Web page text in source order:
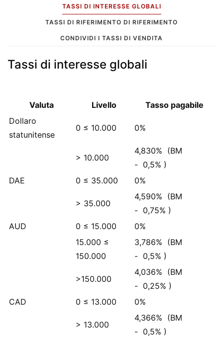
TASSI DI INTERESSE GLOBALI
TASSI DI RIFERIMENTO DI RIFERIMENTO
CONDIVIDI I TASSI DI VENDITA
Tassi di interesse globali
Valuta Livello
Tasso pagabile
Dollaro
statunitense
0 ≤ 10.000 0%
> 10.000
4,830% (BM
- 0,5% )
DAE
0 ≤ 35.000 0%
> 35.000
4,590% (BM
- 0,75% )
AUD
0 ≤ 15.000
0%
15.000 ≤
150.000
3,786% (BM
- 0,5% )
>150.000
4,036% (BM
- 0,25% )
CAD
0 ≤ 13.000 0%
> 13.000
4,366% (BM
- 0,5% )